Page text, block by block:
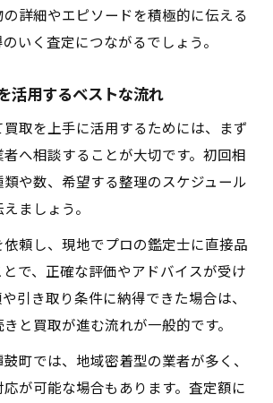
詳細やエピソードを積極的に伝える
いく査定につながるでしょう。
活用するベストな流れ
取を上手に活用するためには、まず
へ相談することが大切です。初回相
や数、希望する整理のスケジュール
ましょう。
頼し、現地でプロの鑑定士に直接品
で、正確な評価やアドバイスが受け
引き取り条件に納得できた場合は、
と買取が進む流れが一般的です。
町では、地域密着型の業者が多く、
が可能な場合もあります。査定額に